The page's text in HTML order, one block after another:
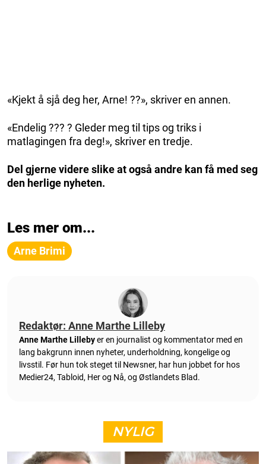
«Kjekt å sjå deg her, Arne! ??», skriver en annen.
«Endelig ??? ? Gleder meg til tips og triks i
matlagingen fra deg!», skriver en tredje.
Del gjerne videre slike at også andre kan få med seg
den herlige nyheten.
Les mer om...
Arne Brimi
Redaktør: Anne Marthe Lilleby
Anne Marthe Lillebyer en journalist og kommentator med en
lang bakgrunn innen nyheter, underholdning, kongelige og
livsstil. Før hun tok steget til Newsner, har hun jobbet for hos
Medier24, Tabloid, Her og Nå, og Østlandets Blad.
NYLIG